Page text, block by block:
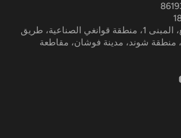
العنوان: الطابق السابع، المبنى 1، منطقة قوانغي الصناعية، طريق
منطقة شوند، مدينة فوشان، مقاطعة